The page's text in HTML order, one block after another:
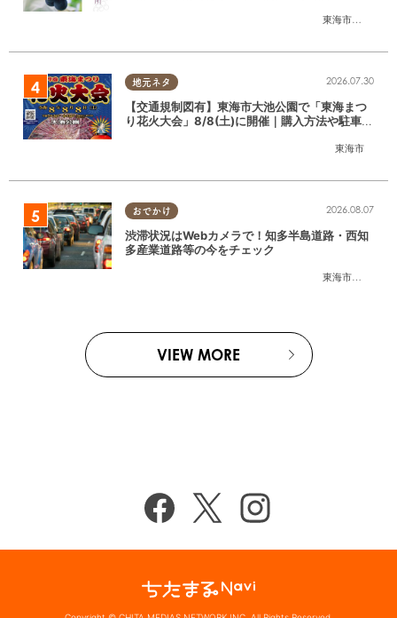
東海市大府市
地元ネタ
東海市
2026.07.30
【交通規制図有】東海市大池公園で「東海まつ
り花火大会」8/8(土)に開催｜購入方法や駐車場
おでかけ
東海市大府市
2026.08.07
渋滞状況はWebカメラで！知多半島道路・西知
多産業道路等の今をチェック
VIEW MORE